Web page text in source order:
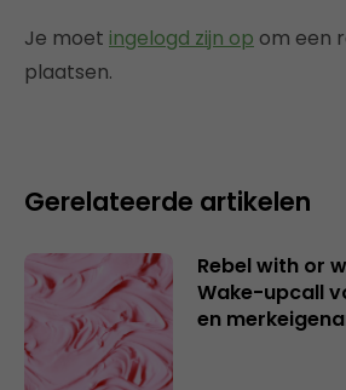
Je moet ingelogd zijn op om een
plaatsen.
Gerelateerde artikelen
Rebel with or
Wake-upcall
en